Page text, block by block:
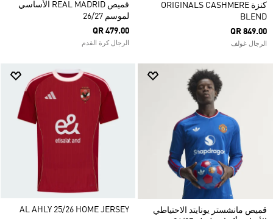
كنزة ORIGINALS CASHMERE
BLEND
QR 849.00
الرجال غولف
قميص REAL MADRID الأساسي
لموسم 26/27
QR 479.00
الرجال كرة القدم
قميص مانشستر يونايتد الاحتياطي
AL AHLY 25/26 HOME JERSEY